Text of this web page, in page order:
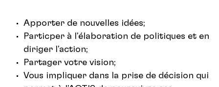
Apporter de nouvelles idées;
Particper à l'élaboration de politiques et en
diriger l'action;
Partager votre vision;
Vous impliquer dans la prise de décision qui